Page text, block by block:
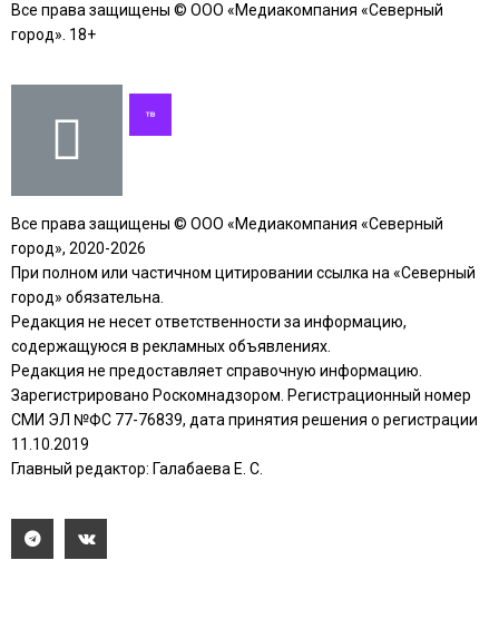
Все права защищены © ООО «Медиакомпания «Северный
город». 18+
Все права защищены © ООО «Медиакомпания «Северный
город», 2020-2026
При полном или частичном цитировании ссылка на «Северный
город» обязательна.
Редакция не несет ответственности за информацию,
содержащуюся в рекламных объявлениях.
Редакция не предоставляет справочную информацию.
Зарегистрировано Роскомнадзором. Регистрационный номер
СМИ ЭЛ №ФС 77-76839, дата принятия решения о регистрации
11.10.2019
Главный редактор: Галабаева Е. С.